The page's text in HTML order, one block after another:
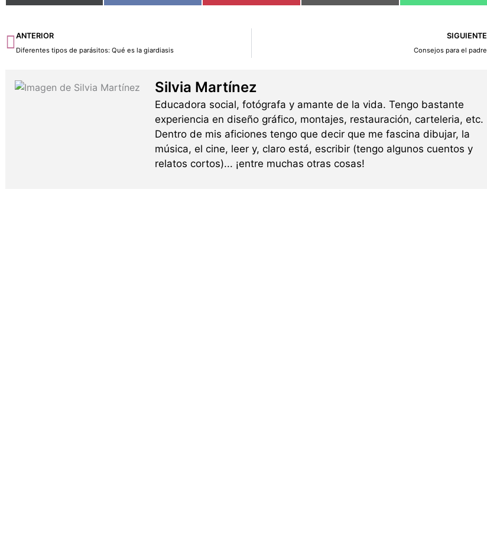
Ant
ANTERIOR
Diferentes tipos de parásitos: Qué es la giardiasis
SIGUIENTE
Consejos para el padre
Silvia Martínez
Educadora social, fotógrafa y amante de la vida. Tengo bastante
experiencia en diseño gráfico, montajes, restauración, carteleria, etc.
Dentro de mis aficiones tengo que decir que me fascina dibujar, la
música, el cine, leer y, claro está, escribir (tengo algunos cuentos y
relatos cortos)... ¡entre muchas otras cosas!